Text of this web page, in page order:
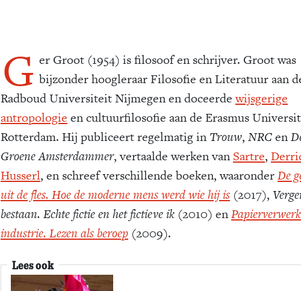
G er Groot (1954) is filosoof en schrijver. Groot was
bijzonder hoogleraar Filosofie en Literatuur aan
Radboud Universiteit Nijmegen en doceerdewijsgerige
antropologie en cultuurfilosofie aan de Erasmus
Rotterdam. Hij publiceert regelmatig in Trouw, NRCen
Groene Amsterdammer, vertaalde werken van Sartre,
Husserl, en schreef verschillende boeken, waaronderDe
uit de fles. Hoe de moderne mens werd wie hij is (2017),
bestaan. Echte fictie en het fictieve ik(2010) en
industrie. Lezen als beroep(2009).
Lees ook